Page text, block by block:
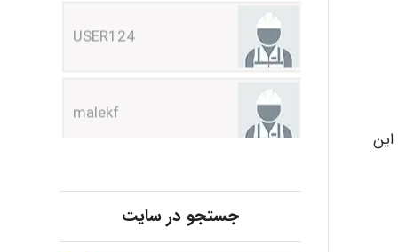
malekf
abolfazlkoshehe
abolfazlkoshehe
جستجو در سایت